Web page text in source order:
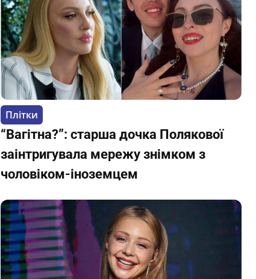
Плітки
“Вагітна?”: старша дочка Полякової
заінтригувала мережу знімком з
чоловіком-іноземцем